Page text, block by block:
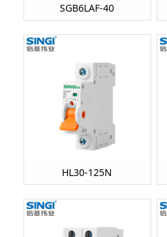
SGB6LAF-40
HL30-125N